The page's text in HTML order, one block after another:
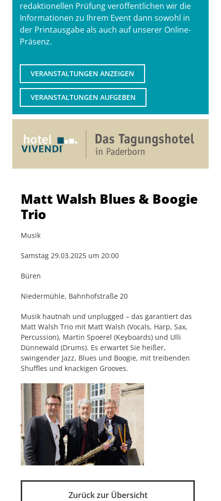
redaktionellen Prüfung veröffentlichen wir die
Informationen zu Ihrem Event dann sowohl in
der Printausgabe als auch auf unserer Online-
Präsenz.
VERANSTALTUNGEN ANZEIGEN
VERANSTALTUNGEN AUFGEBEN
Matt Walsh Blues & Boogie
Trio
Musik
Samstag 29.03.2025 um 20:00
Büren
Niedermühle, Bahnhofstraße 20
Musik hautnah und unplugged – das garantiert das
Matt Walsh Trio mit Matt Walsh (Vocals, Harp, Sax,
Percussion), Martin Spoerel (Keyboards) und Ulli
Dünnewald (Drums). Es erwartet Sie heißer,
swingender Jazz, Blues und Boogie, mit treibenden
Shuffles und knackigen Grooves.
Zurück zur Übersicht